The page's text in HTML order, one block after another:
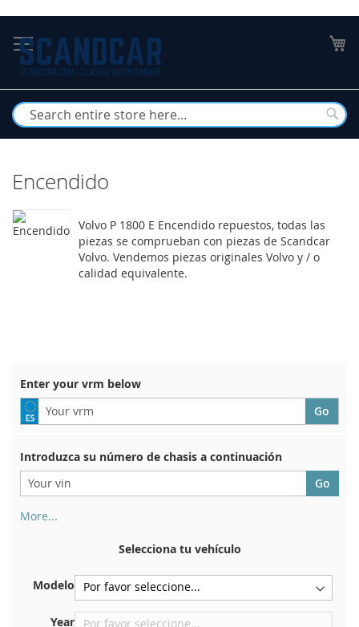
to
Content
Encendido
Volvo P 1800 E Encendido repuestos, todas las
piezas se comprueban con piezas de Scandcar
Volvo. Vendemos piezas originales Volvo y / o
calidad equivalente.
Enter your vrm below
Introduzca su número de chasis a continuación
More...
certificado de registro. Y también en el coche.
En la placa inferior del asiento delantero derecho
Centrar contra el mamparo debajo del capó.
Justo en el compartimento del motor.
Selecciona tu vehículo
Modelo
Year